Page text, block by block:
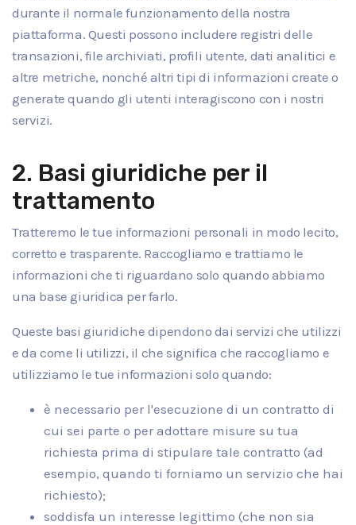
durante il normale funzionamento della nostra
piattaforma. Questi possono includere registri delle
transazioni, file archiviati, profili utente, dati analitici e
altre metriche, nonché altri tipi di informazioni create o
generate quando gli utenti interagiscono con i nostri
servizi.
2. Basi giuridiche per il
trattamento
Tratteremo le tue informazioni personali in modo lecito,
corretto e trasparente. Raccogliamo e trattiamo le
informazioni che ti riguardano solo quando abbiamo
una base giuridica per farlo.
Queste basi giuridiche dipendono dai servizi che utilizzi
e da come li utilizzi, il che significa che raccogliamo e
utilizziamo le tue informazioni solo quando:
è necessario per l'esecuzione di un contratto di
cui sei parte o per adottare misure su tua
richiesta prima di stipulare tale contratto (ad
esempio, quando ti forniamo un servizio che hai
richiesto);
soddisfa un interesse legittimo (che non sia